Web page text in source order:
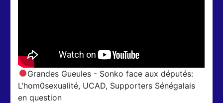
Grandes Gueules - Sonko face aux députés:
L’hom0sexualité, UCAD, Supporters Sénégalais
en question